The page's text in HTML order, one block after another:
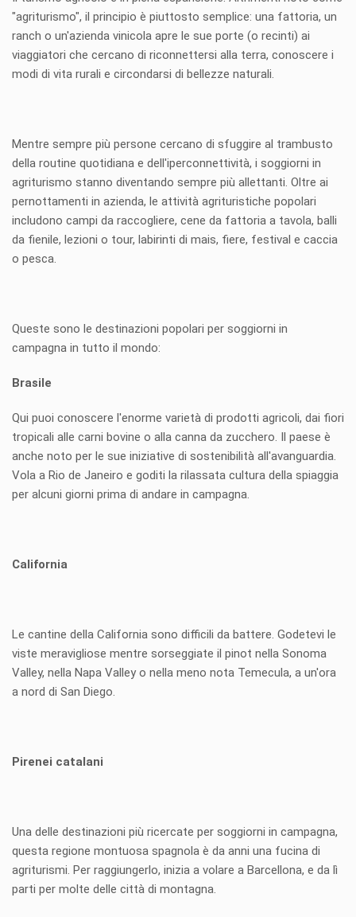
"agriturismo", il principio è piuttosto semplice: una fattoria, un
ranch o un'azienda vinicola apre le sue porte (o recinti) ai
viaggiatori che cercano di riconnettersi alla terra, conoscere i
modi di vita rurali e circondarsi di bellezze naturali.
Mentre sempre più persone cercano di sfuggire al trambusto
della routine quotidiana e dell'iperconnettività, i soggiorni in
agriturismo stanno diventando sempre più allettanti. Oltre ai
pernottamenti in azienda, le attività agrituristiche popolari
includono campi da raccogliere, cene da fattoria a tavola, balli
da fienile, lezioni o tour, labirinti di mais, fiere, festival e caccia
o pesca.
Queste sono le destinazioni popolari per soggiorni in
campagna in tutto il mondo:
Brasile
Qui puoi conoscere l'enorme varietà di prodotti agricoli, dai fiori
tropicali alle carni bovine o alla canna da zucchero. Il paese è
anche noto per le sue iniziative di sostenibilità all'avanguardia.
Vola a Rio de Janeiro e goditi la rilassata cultura della spiaggia
per alcuni giorni prima di andare in campagna.
California
Le cantine della California sono difficili da battere. Godetevi le
viste meravigliose mentre sorseggiate il pinot nella Sonoma
Valley, nella Napa Valley o nella meno nota Temecula, a un'ora
a nord di San Diego.
Pirenei catalani
Una delle destinazioni più ricercate per soggiorni in campagna,
questa regione montuosa spagnola è da anni una fucina di
agriturismi. Per raggiungerlo, inizia a volare a Barcellona, e da lì
parti per molte delle città di montagna.